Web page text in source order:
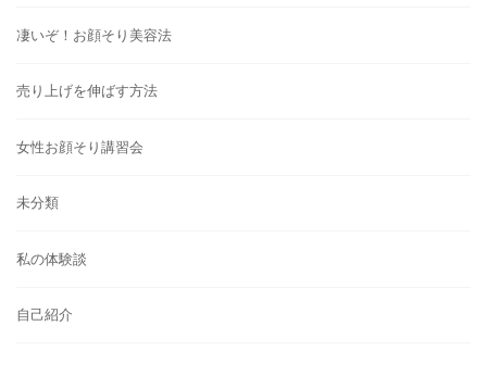
凄いぞ！お顔そり美容法
売り上げを伸ばす方法
女性お顔そり講習会
未分類
私の体験談
自己紹介